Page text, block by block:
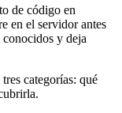
de código en
en el servidor antes
y deja
categorías: qué